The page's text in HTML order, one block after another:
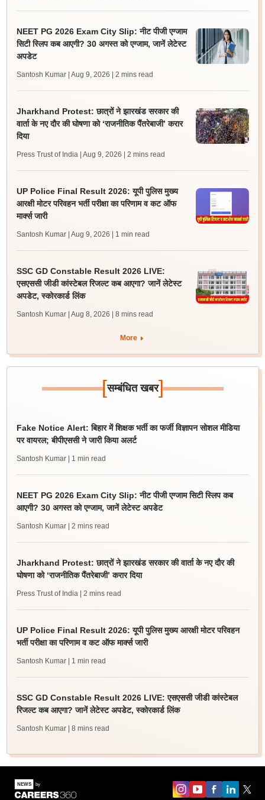
NEET PG 2026 Exam City Slip: नीट पीजी एग्जाम
सिटी स्लिप कब आएगी? 30 अगस्त को एग्जाम, जानें लेटेस्ट
अपडेट
Santosh Kumar | Aug 9, 2026 | 2 mins read
Jharkhand Protest: छात्रों ने झारखंड सरकार की
वार्ता के नए दौर की घोषणा को ‘राजनीतिक पैंतरेबाजी’ करार
दिया
Press Trust of India | Aug 9, 2026 | 2 mins read
UP Police Final Result 2026: यूपी पुलिस मुख्य
आरक्षी मोटर परिवहन भर्ती परीक्षा का परिणाम व कट ऑफ
मार्क्स जारी
Santosh Kumar | Aug 9, 2026 | 1 min read
SSC GD Constable Result 2026 LIVE:
एसएससी जीडी कांस्टेबल रिजल्ट कब आएगा? जानें लेटेस्ट
अपडेट, स्कोरकार्ड लिंक
Santosh Kumar | Aug 8, 2026 | 8 mins read
More
[सम्बंधित खबर]
Fake Notice Alert: बिहार में शिक्षक भर्ती का फर्जी विज्ञापन सोशल मीडिया
पर वायरल; बीपीएससी ने जारी किया अलर्ट
Santosh Kumar | 1 min read
NEET PG 2026 Exam City Slip: नीट पीजी एग्जाम सिटी स्लिप कब
आएगी? 30 अगस्त को एग्जाम, जानें लेटेस्ट अपडेट
Santosh Kumar | 2 mins read
Jharkhand Protest: छात्रों ने झारखंड सरकार की वार्ता के नए दौर की
घोषणा को ‘राजनीतिक पैंतरेबाजी’ करार दिया
Press Trust of India | 2 mins read
UP Police Final Result 2026: यूपी पुलिस मुख्य आरक्षी मोटर परिवहन
भर्ती परीक्षा का परिणाम व कट ऑफ मार्क्स जारी
Santosh Kumar | 1 min read
SSC GD Constable Result 2026 LIVE: एसएससी जीडी कांस्टेबल
रिजल्ट कब आएगा? जानें लेटेस्ट अपडेट, स्कोरकार्ड लिंक
Santosh Kumar | 8 mins read